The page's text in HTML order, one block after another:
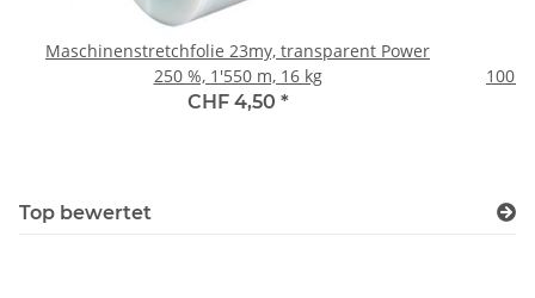
Maschinenstretchfolie 23my, transparent Power
250 %, 1'550 m, 16 kg
CHF 4,50 *
Top bewertet